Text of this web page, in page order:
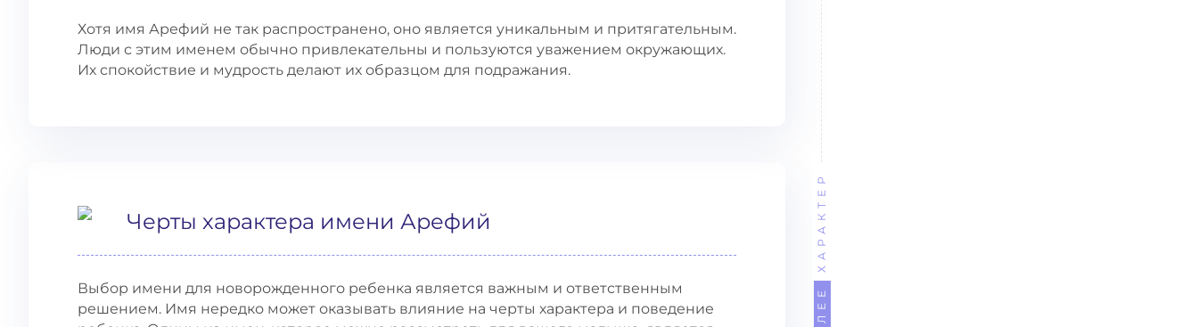
Хотя имя Арефий не так распространено, оно является уникальным и притягательным.
Люди с этим именем обычно привлекательны и пользуются уважением окружающих.
Их спокойствие и мудрость делают их образцом для подражания.
Черты характера имени Арефий
Выбор имени для новорожденного ребенка является важным и ответственным
решением. Имя нередко может оказывать влияние на черты характера и поведение
ХАРАКТЕР